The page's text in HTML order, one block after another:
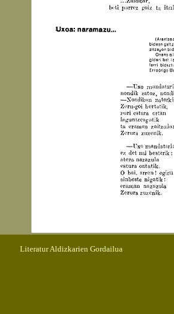
Literatur Aldizkarien Gordailua